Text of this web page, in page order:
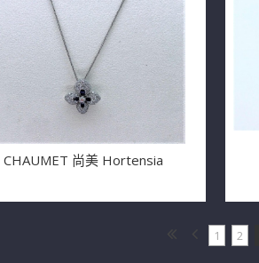
CHAUMET 尚美 Hortensia
1 2